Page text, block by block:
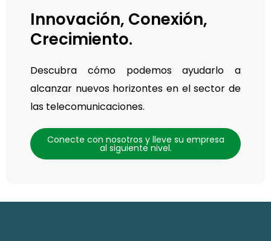
Innovación, Conexión,
Crecimiento.
Descubra cómo podemos ayudarlo a
alcanzar nuevos horizontes en el sector de
las telecomunicaciones.
Conecte con nosotros y lleve su empresa
al siguiente nivel.